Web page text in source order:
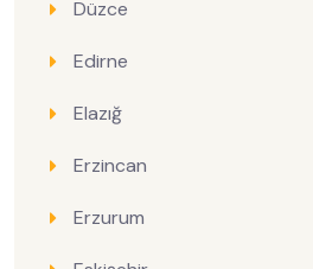
Düzce
Edirne
Elazığ
Erzincan
Erzurum